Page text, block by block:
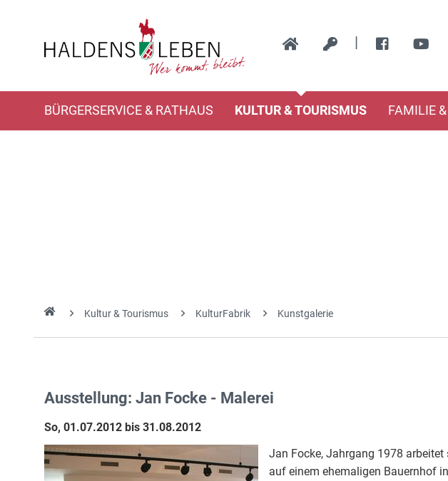
|
BÜRGERSERVICE & RATHAUS KULTUR & TOURISMUS FAMILIE
Kultur & Tourismus KulturFabrik Kunstgalerie
Ausstellung: Jan Focke - Malerei
So, 01.07.2012 bis 31.08.2012
Jan Focke, Jahrgang 1978
auf einem ehemaligen Bauernhof